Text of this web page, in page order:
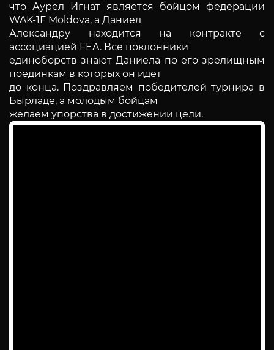
что Аурел Игнат является бойцом федерации
WAK-1F Moldova, а Даниел
Александру находится на контракте с
ассоциацией FEA. Все поклонники
единоборств знают Даниела по его зрелищным
поединкам в которых он идет
до конца. Поздравляем победителей турнира в
Бырладе, а молодым бойцам
желаем упорства в достижении цели.